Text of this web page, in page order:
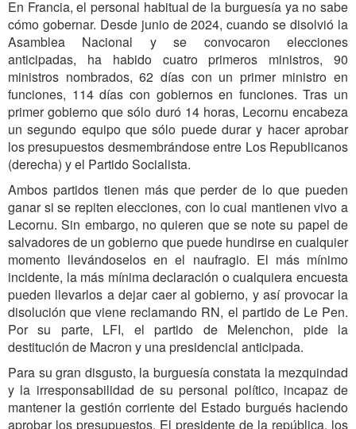
En Francia, el personal habitual de la burguesía ya no sabe
cómo gobernar. Desde junio de 2024, cuando se disolvió la
Asamblea Nacional y se convocaron elecciones
anticipadas, ha habido cuatro primeros ministros, 90
ministros nombrados, 62 días con un primer ministro en
funciones, 114 días con gobiernos en funciones. Tras un
primer gobierno que sólo duró 14 horas, Lecornu encabeza
un segundo equipo que sólo puede durar y hacer aprobar
los presupuestos desmembrándose entre Los Republicanos
(derecha) y el Partido Socialista.
Ambos partidos tienen más que perder de lo que pueden
ganar si se repiten elecciones, con lo cual mantienen vivo a
Lecornu. Sin embargo, no quieren que se note su papel de
salvadores de un gobierno que puede hundirse en cualquier
momento llevándoselos en el naufragio. El más mínimo
incidente, la más mínima declaración o cualquiera encuesta
pueden llevarlos a dejar caer al gobierno, y así provocar la
disolución que viene reclamando RN, el partido de Le Pen.
Por su parte, LFI, el partido de Melenchon, pide la
destitución de Macron y una presidencial anticipada.
Para su gran disgusto, la burguesía constata la mezquindad
y la irresponsabilidad de su personal político, incapaz de
mantener la gestión corriente del Estado burgués haciendo
aprobar los presupuestos. El presidente de la república, los